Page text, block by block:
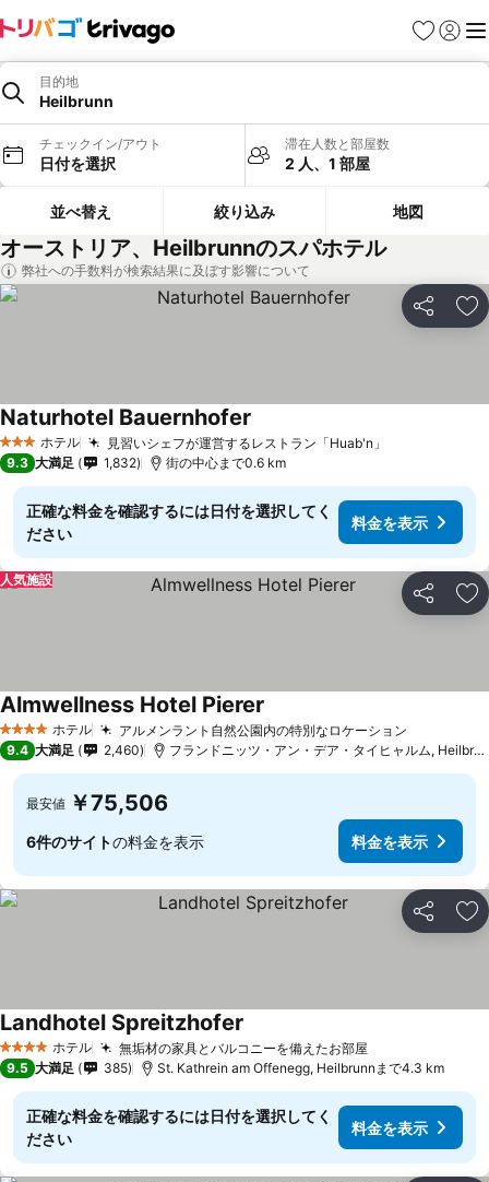
お気に入り
ログイ
メ
目的地
Heilbrunn
チェックイン/アウト
日付を選択
滞在人数と部屋数
2 人、1 部屋
並べ替え 絞り込み 地図
オーストリア、Heilbrunnのスパホテル
弊社への手数料が検索結果に及ぼす影響について
シェア お
3 ホテルのランク
ホテル 見習いシェフが運営するレストラン「Huab'n」
Naturhotel Bauernhofer
9.3 大満足 1,832 街の中心まで0.6 km
正確な料金を確認するには日付を選択してく
ださい
料金を表示
シェア お
人気施設
4 ホテルのランク
ホテル アルメンラント自然公園内の特別なロケーション
Almwellness Hotel Pierer
9.4 大満足 2,460 フランドニッツ・アン・デア・タイヒャルム, Heilbrunnまで11.0 km
最安値 ￥75,506
6件のサイトの料金を表示 料金を表示
シェア お
4 ホテルのランク
ホテル 無垢材の家具とバルコニーを備えたお部屋
Landhotel Spreitzhofer
9.5 大満足 385 St. Kathrein am Offenegg, Heilbrunnまで4.3 km
正確な料金を確認するには日付を選択してく
ださい
料金を表示